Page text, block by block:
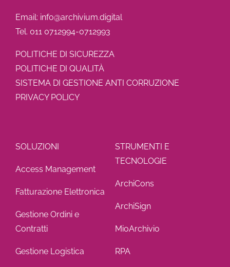
Email: info@archivium.digital
Tel. 011 0712994-0712993
POLITICHE DI SICUREZZA
POLITICHE DI QUALITÀ
SISTEMA DI GESTIONE ANTI CORRUZIONE
PRIVACY POLICY
SOLUZIONI
Access Management
Fatturazione Elettronica
Gestione Ordini e
Contratti
Gestione Logistica
STRUMENTI E
TECNOLOGIE
ArchiCons
ArchiSign
MioArchivio
RPA